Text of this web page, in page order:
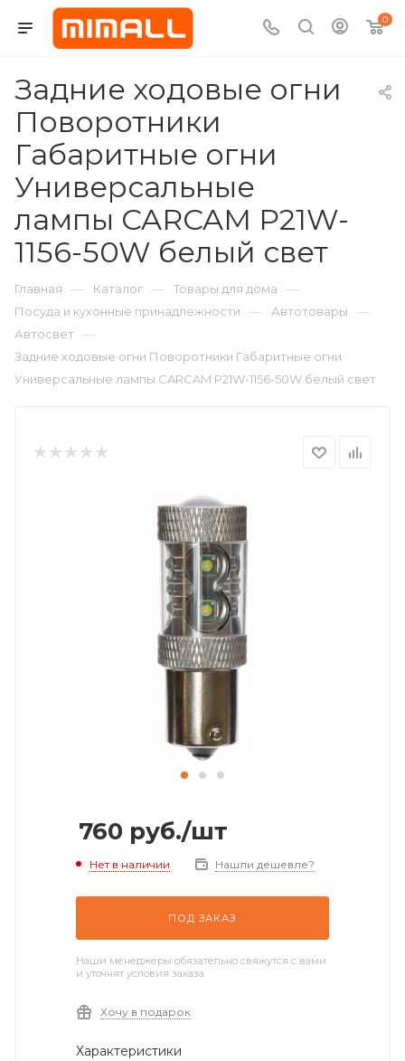
0
Задние ходовые огни
Поворотники
Габаритные огни
Универсальные
лампы CARCAM P21W-
1156-50W белый свет
Главная — Каталог — Товары для дома —
Посуда и кухонные принадлежности — Автотовары —
Автосвет —
Задние ходовые огни Поворотники Габаритные огни
Универсальные лампы CARCAM P21W-1156-50W белый свет
760 руб./шт
Нет в наличии Нашли дешевле?
ПОД ЗАКАЗ
Наши менеджеры обязательно свяжутся с вами
и уточнят условия заказа
Хочу в подарок
Характеристики